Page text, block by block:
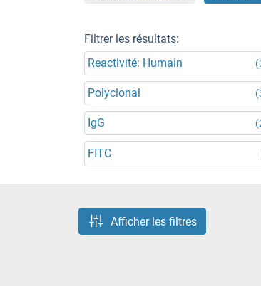
Filtrer les résultats:
Reactivité: Humain
Polyclonal
IgG
FITC
Afficher les filtres